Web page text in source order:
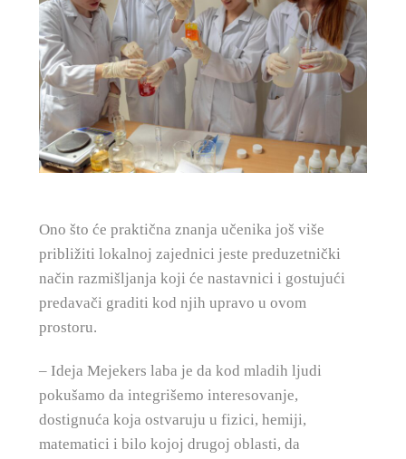
Ono što će praktična znanja učenika još više
približiti lokalnoj zajednici jeste preduzetnički
način razmišljanja koji će nastavnici i gostujući
predavači graditi kod njih upravo u ovom
prostoru.
– Ideja Mejekers laba je da kod mladih ljudi
pokušamo da integrišemo interesovanje,
dostignuća koja ostvaruju u fizici, hemiji,
matematici i bilo kojoj drugoj oblasti, da